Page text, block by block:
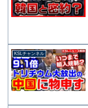
KSLチャンネル